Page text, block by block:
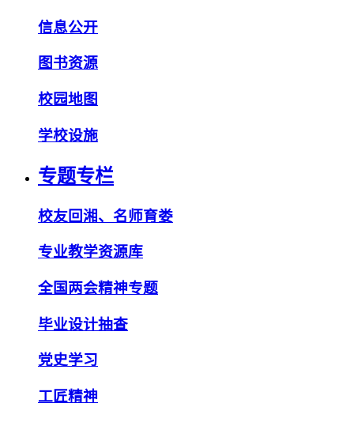
信息公开
图书资源
校园地图
学校设施
专题专栏
校友回湘、名师育娄
专业教学资源库
全国两会精神专题
毕业设计抽查
党史学习
工匠精神